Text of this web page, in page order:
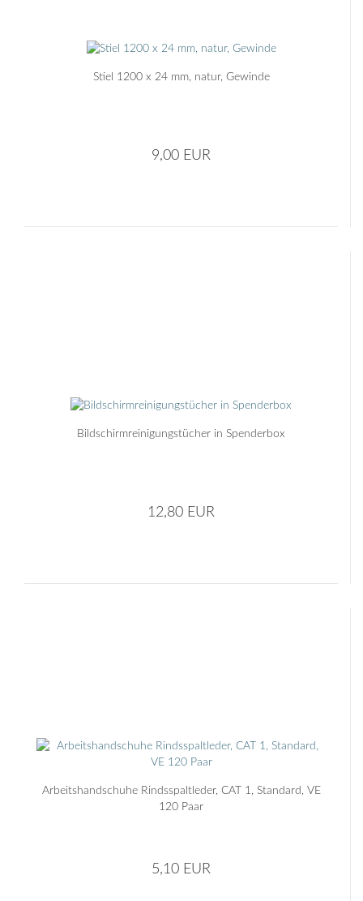
Stiel 1200 x 24 mm, natur, Gewinde
9,00 EUR
Bildschirmreinigungstücher in Spenderbox
12,80 EUR
Arbeitshandschuhe Rindsspaltleder, CAT 1, Standard, VE
120 Paar
5,10 EUR